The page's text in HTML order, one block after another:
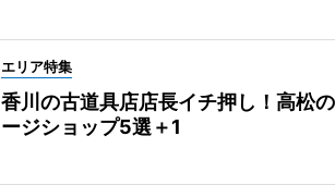
エリア特集
香川の古道具店店長イチ押し！高松
ージショップ5選＋1